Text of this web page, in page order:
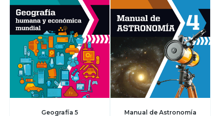
Geografía 5 Manual de Astronomía